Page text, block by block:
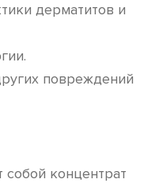
дерматитов и
повреждений
концентрат